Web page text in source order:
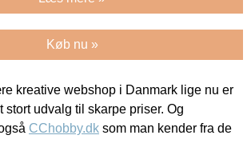
Køb nu »
kreative webshop i Danmark lige nu er
stort udvalg til skarpe priser. Og
CChobby.dk som man kender fra de